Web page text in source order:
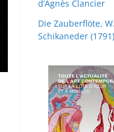
d’Agnès Clancier
Die Zauberflöte,
Schikaneder (1791)